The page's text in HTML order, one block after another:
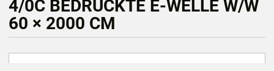
4/0C BEDRUCKTE E-WELLE W/W
60 × 2000 CM